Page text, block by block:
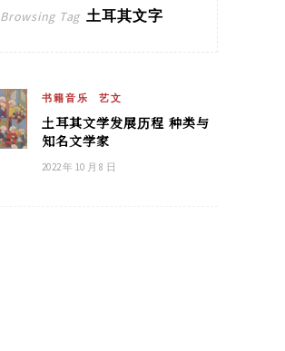
Browsing Tag 土耳其文字
书籍音乐 艺文
土耳其文学发展历程 种类与
知名文学家
2022 年 10 月 8 日